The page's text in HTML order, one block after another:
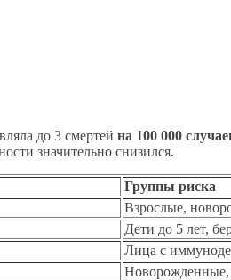
до 3 смертей на 100 000
значительно снизился.
Группы риска
Взрослые,
Дети до 5 лет,
Лица с